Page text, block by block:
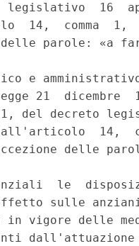
legislativo  16
14,  comma
delle parole: «a
e
21  dicembre
1, del decreto
dall'articolo  14,
delle
le
sulle
in vigore delle